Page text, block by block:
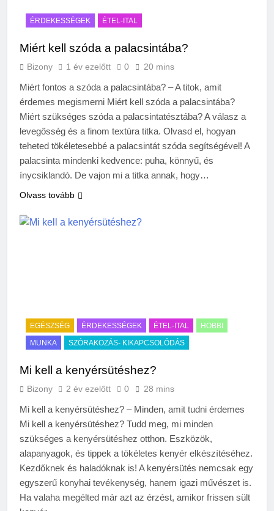
ÉRDEKESSÉGEK ÉTEL-ITAL
Miért kell szóda a palacsintába?
Bizony 1 év ezelőtt 0 20 mins
Miért fontos a szóda a palacsintába? – A titok, amit
érdemes megismerni Miért kell szóda a palacsintába?
Miért szükséges szóda a palacsintatésztába? A válasz a
levegősség és a finom textúra titka. Olvasd el, hogyan
teheted tökéletesebbé a palacsintát szóda segítségével! A
palacsinta mindenki kedvence: puha, könnyű, és
ínycsiklandó. De vajon mi a titka annak, hogy…
Olvass tovább
EGÉSZSÉG ÉRDEKESSÉGEK ÉTEL-ITAL
HOBBI
MUNKA
SZÓRAKOZÁS- KIKAPCSOLÓDÁS
Mi kell a kenyérsütéshez?
Bizony 2 év ezelőtt 0 28 mins
Mi kell a kenyérsütéshez? – Minden, amit tudni érdemes
Mi kell a kenyérsütéshez? Tudd meg, mi minden
szükséges a kenyérsütéshez otthon. Eszközök,
alapanyagok, és tippek a tökéletes kenyér elkészítéséhez.
Kezdőknek és haladóknak is! A kenyérsütés nemcsak egy
egyszerű konyhai tevékenység, hanem igazi művészet is.
Ha valaha megélted már azt az érzést, amikor frissen sült